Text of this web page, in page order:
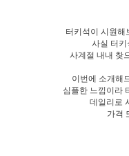
터키석이 시원해
사실 터
사계절 내내 찾
이번에 소개해
심플한 느낌이라
데일리로
가격